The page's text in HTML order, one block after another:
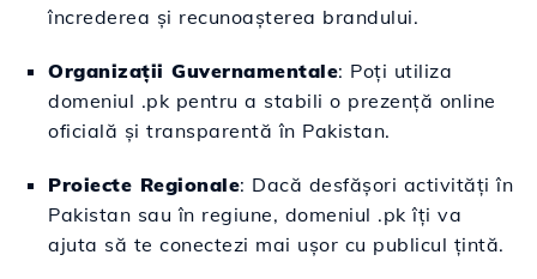
încrederea și recunoașterea brandului.
Organizații Guvernamentale: Poți utiliza
domeniul .pk pentru a stabili o prezență online
oficială și transparentă în Pakistan.
Proiecte Regionale: Dacă desfășori activități în
Pakistan sau în regiune, domeniul .pk îți va
ajuta să te conectezi mai ușor cu publicul țintă.